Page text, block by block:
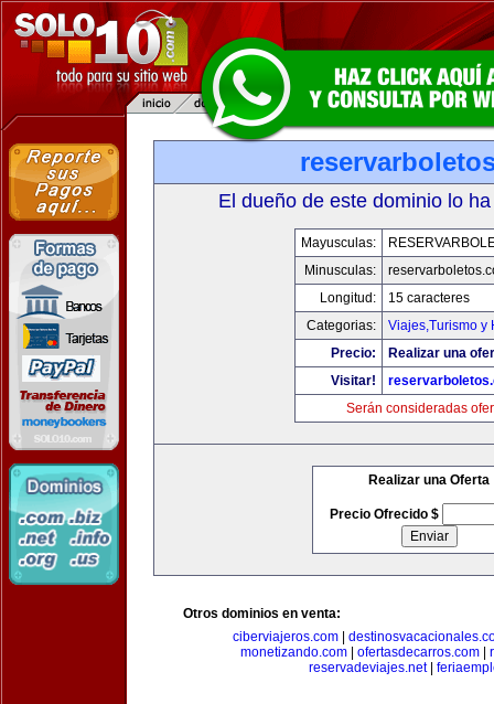
El dueño de este dominio lo
Mayusculas:
Minusculas:
Longitud:
15 caracteres
Categorias:
Viajes,Turismo y
Precio:
Realizar una
Visitar!
Serán consideradas
Realizar una Oferta
Precio Ofrecido $
Otros dominios en venta:
ciberviajeros.com
monetizando.com| ofertasdecarros.com|
reservadeviajes.net|